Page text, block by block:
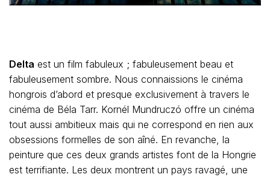
Delta est un film fabuleux ; fabuleusement beau et
fabuleusement sombre. Nous connaissions le cinéma
hongrois d’abord et presque exclusivement à travers le
cinéma de Béla Tarr. Kornél Mundruczó offre un cinéma
tout aussi ambitieux mais qui ne correspond en rien aux
obsessions formelles de son aîné. En revanche, la
peinture que ces deux grands artistes font de la Hongrie
est terrifiante. Les deux montrent un pays ravagé, une